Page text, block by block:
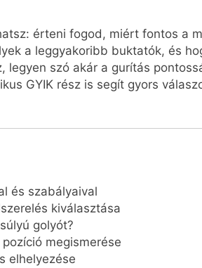
érteni fogod, miért fontos a
a leggyakoribb buktatók, és
legyen szó akár a gurítás
GYIK rész is segít gyors
és szabályaival
kiválasztása
golyót?
megismerése
elhelyezése